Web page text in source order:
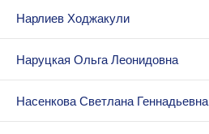
Нарлиев Ходжакули
Наруцкая Ольга Леонидовна
Насенкова Светлана Геннадьевна